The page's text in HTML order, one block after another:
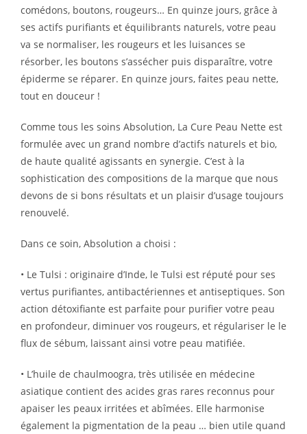
comédons, boutons, rougeurs… En quinze jours, grâce à
ses actifs purifiants et équilibrants naturels, votre peau
va se normaliser, les rougeurs et les luisances se
résorber, les boutons s’assécher puis disparaître, votre
épiderme se réparer. En quinze jours, faites peau nette,
tout en douceur !
Comme tous les soins Absolution, La Cure Peau Nette est
formulée avec un grand nombre d’actifs naturels et bio,
de haute qualité agissants en synergie. C’est à la
sophistication des compositions de la marque que nous
devons de si bons résultats et un plaisir d’usage toujours
renouvelé.
Dans ce soin, Absolution a choisi :
• Le Tulsi : originaire d’Inde, le Tulsi est réputé pour ses
vertus purifiantes, antibactériennes et antiseptiques. Son
action détoxifiante est parfaite pour purifier votre peau
en profondeur, diminuer vos rougeurs, et régulariser le le
flux de sébum, laissant ainsi votre peau matifiée.
• L’huile de chaulmoogra, très utilisée en médecine
asiatique contient des acides gras rares reconnus pour
apaiser les peaux irritées et abîmées. Elle harmonise
également la pigmentation de la peau … bien utile quand